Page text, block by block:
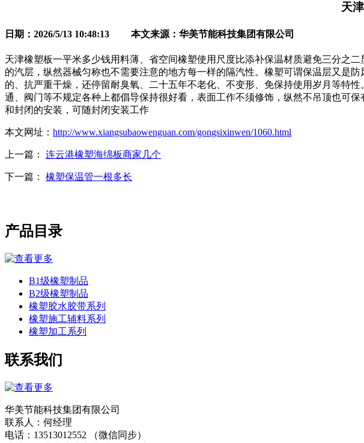
天
日期：2026/5/13 10:48:13 本文来源：华美节能科技集团有限公司
天津橡塑板一平米多少钱用料薄、省空间橡塑使用尺度比添补保温材质避免三分之
的汽层，纵然器械匀称也不需要注意的地方每一样的隔汽性。橡塑可谓保温层又是
的、抗严重干燥，还停留耐臭氧、二十五年不老化、不变形、免保持使用岁月等特
通、阀门等不规定各种上都倡导保持很好看，表面工作不须修饰，纵然不吊顶也可
和封闭的安装，可随封闭安装工作
本文网址： http://www.xiangsubaowenguan.com/gongsixinwen/1060.html
上一篇： 连云港橡塑海绵板商家几个
下一篇： 橡塑保温管一根多长
产品目录
B1级橡塑制品
B2级橡塑制品
橡塑胶水胶带系列
橡塑施工辅料系列
橡塑加工系列
联系我们
华美节能科技集团有限公司
联系人：何经理
电话：13513012552 （微信同步）